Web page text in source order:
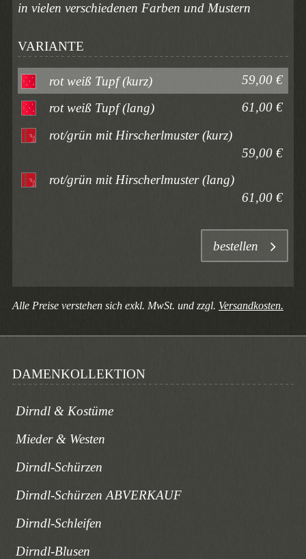
in vielen verschiedenen Farben und Mustern
VARIANTE
rot weiß Tupf (kurz)
59,00 €
rot weiß Tupf (lang)
61,00 €
rot/grün mit Hirscherlmuster (kurz)
59,00 €
rot/grün mit Hirscherlmuster (lang)
61,00 €
bestellen
Alle Preise verstehen sich exkl. MwSt. und zzgl. Versandkosten.
DAMENKOLLEKTION
Dirndl & Kostüme
Mieder & Westen
Dirndl-Schürzen
Dirndl-Schürzen ABVERKAUF
Dirndl-Schleifen
Dirndl-Blusen